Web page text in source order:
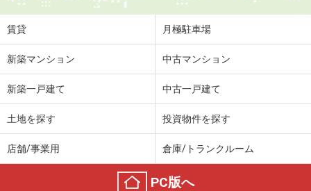
賃貸 月極駐車場
新築マンション 中古マンション
新築一戸建て 中古一戸建て
土地を探す 投資物件を探す
店舗/事業用 倉庫/トランクルーム
PC版へ